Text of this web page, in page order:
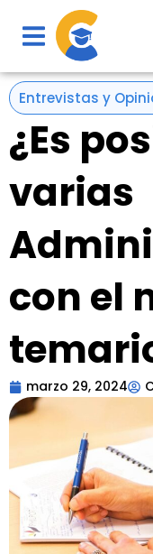
contenido
Entrevistas y
¿Es
varias
con el
marzo 29, 2024